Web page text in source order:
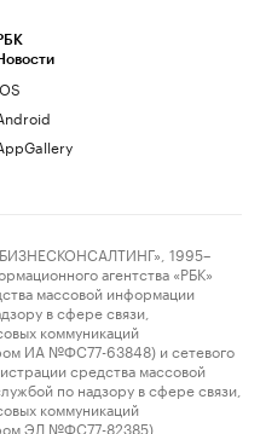
1995–
агентства «РБК»
массовой информации
в сфере связи,
коммуникаций
ИА №ФС77-63848) и сетевого
средства массовой
по надзору в сфере связи,
коммуникаций
ЭЛ №ФС77-82385)